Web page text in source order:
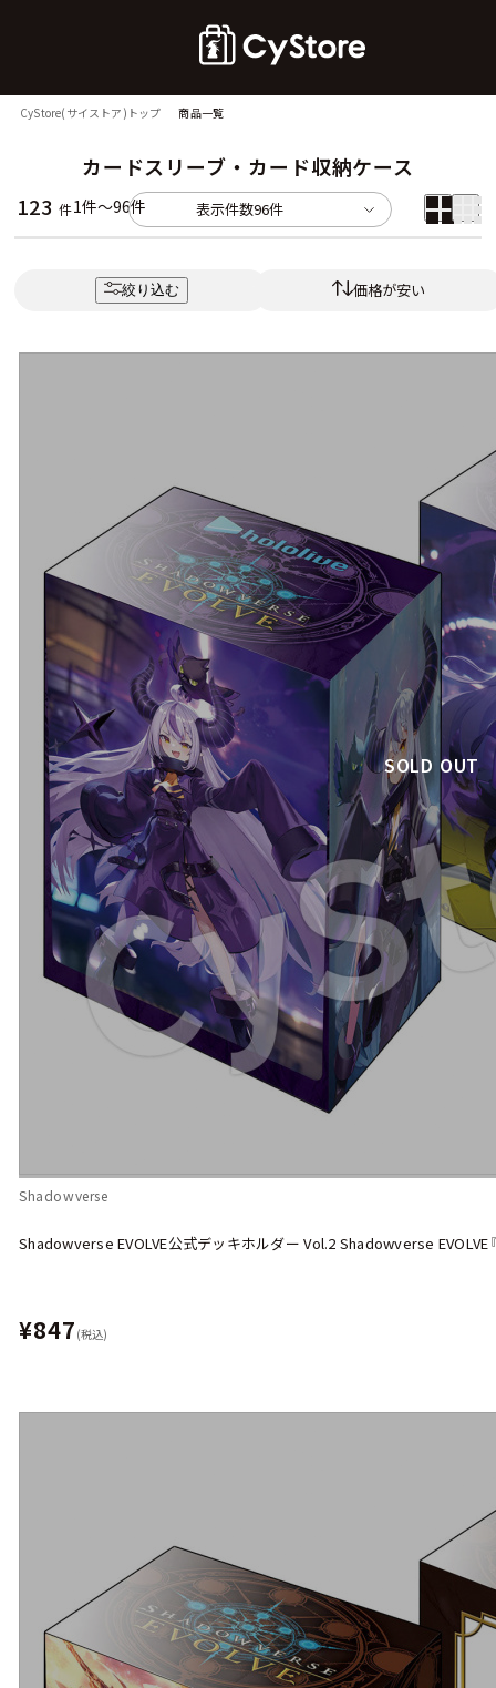
CyStore(サイストア)トップ 商品一覧
カードスリーブ・カード収納ケース
123 件1件～96件 表示件数96件
絞り込む 価格が安い
SOLD OUT
Shadowverse
Shadowverse EVOLVE公式デッキホルダー Vol.2 Shadowverse EVOLVE
¥847 (税込)